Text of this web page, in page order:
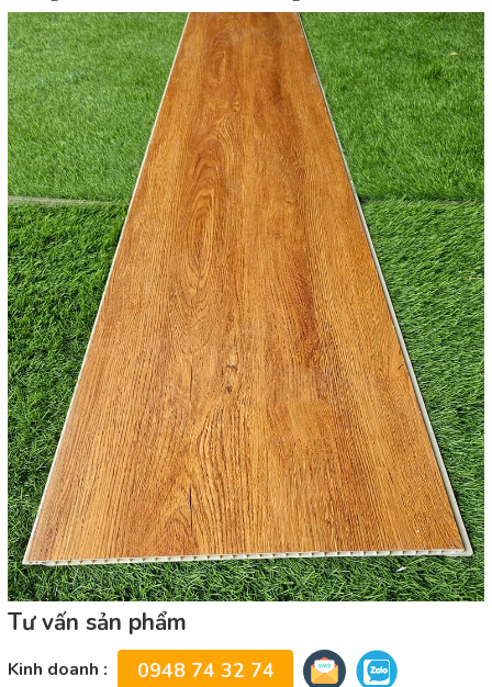
Tư vấn sản phẩm
Kinh doanh : 0948 74 32 74